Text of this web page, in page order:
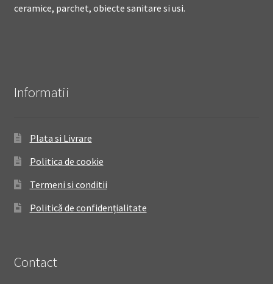
ceramice, parchet, obiecte sanitare si usi.
Informatii
Plata si Livrare
Politica de cookie
Termeni si conditii
Politică de confidențialitate
Contact